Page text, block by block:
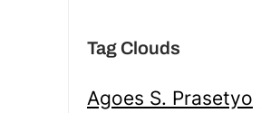
Tag Clouds
Agoes S. Prasetyo